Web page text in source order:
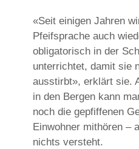
«Seit einigen Jahren
Pfeifsprache auch
obligatorisch in der
unterrichtet, damit sie
ausstirbt», erklärt sie.
in den Bergen kann
noch die gepfiffenen
Einwohner mithören –
nichts versteht.